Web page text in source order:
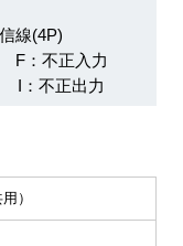
線(4P)
F：不正入力
I：不正出力
）